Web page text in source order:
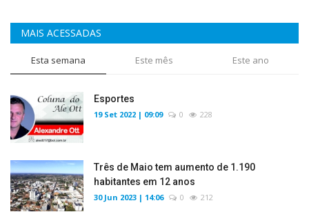
MAIS ACESSADAS
Esta semana Este mês Este ano
Esportes
19 Set 2022 | 09:09 0 228
Três de Maio tem aumento de 1.190
habitantes em 12 anos
30 Jun 2023 | 14:06 0 212